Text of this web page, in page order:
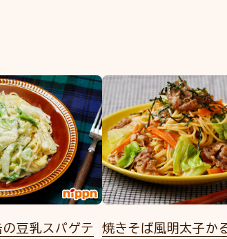
の豆乳スパゲテ
焼きそば風明太子か